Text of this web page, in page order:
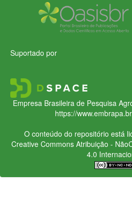
Suportado por
Empresa Brasileira de Pesquisa
https://
O conteúdo do repositório está
Creative CommonsAtribuição -
4.0